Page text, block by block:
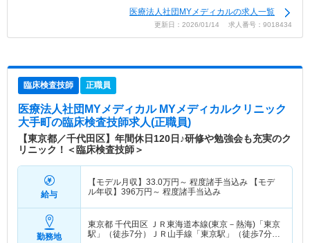
医療法人社団MYメディカルの求人一覧
更新日：2026/01/14 求人番号：9018434
臨床検査技師 正職員
医療法人社団MYメディカル MYメディカルクリニック
大手町の臨床検査技師求人(正職員)
【東京都／千代田区】年間休日120日♪研修や勉強会も充実のク
リニック！＜臨床検査技師＞
給与
【モデル月収】 33.0万円～ 程度諸手当込み 【モデ
ル年収】 396万円～ 程度諸手当込み
勤務地
東京都 千代田区 ＪＲ東海道本線(東京－熱海)「東京
駅」（徒歩7分）ＪＲ山手線「東京駅」（徒歩7分）